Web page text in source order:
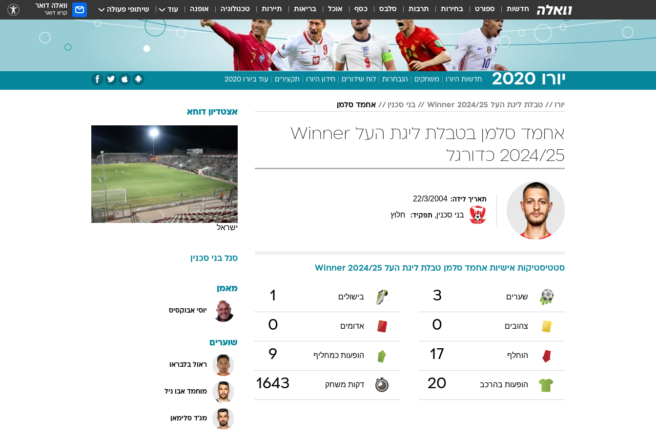
חדשות ספורט בחירות תרבות סלבס כסף אוכל בריאות תיירות טכנולוגיה אופנה עוד שיתופי פעולה וואלה דואר
קרא דואר
יורו 2020 חדשות היורו משחקים הנבחרות לוח שידורים חידון היורו תקצירים עוד ביורו 2020
תכנית היורו
דעות ופרשנויות
וואלה! ספורט
יורו טבלת ליגת העל Winner 2024/25 בני סכנין אחמד סלמן
אחמד סלמן בטבלת ליגת העל Winner
2024/25 כדורגל
תאריך לידה: 22/3/2004
בני סכנין, תפקיד: חלוץ
סטטיסטיקות אישיות אחמד סלמן טבלת ליגת העל Winner 2024/25
שערים 3 בישולים 1
צהובים 0 אדומים 0
הוחלף 17 הופעות כמחליף 9
הופעות בהרכב 20 דקות משחק 1643
אצטדיון דוחא
ישראל
סגל בני סכנין
מאמן
יוסי אבוקסיס
שוערים
ראול בלבראו
מוחמד אבו ניל
מג'ד סלימאן